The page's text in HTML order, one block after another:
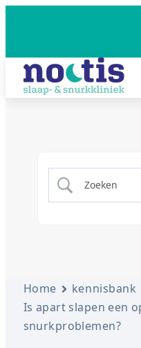
Home
kennisbank
Is apart slapen een
snurkproblemen?